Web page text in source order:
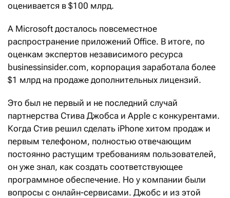
оценивается в $100 млрд.
А Microsoft досталось повсеместное
распространение приложений Office. В итоге, по
оценкам экспертов независимого ресурса
businessinsider.com, корпорация заработала более
$1 млрд на продаже дополнительных лицензий.
Это был не первый и не последний случай
партнерства Стива Джобса и Apple с конкурентами.
Когда Стив решил сделать iPhone хитом продаж и
первым телефоном, полностью отвечающим
постоянно растущим требованиям пользователей,
он уже знал, как создать соответствующее
программное обеспечение. Но у компании были
вопросы с онлайн-сервисами. Джобс и из этой